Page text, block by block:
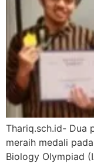
Thariq.sch.id- Dua
meraih medali
Biology Olympiad